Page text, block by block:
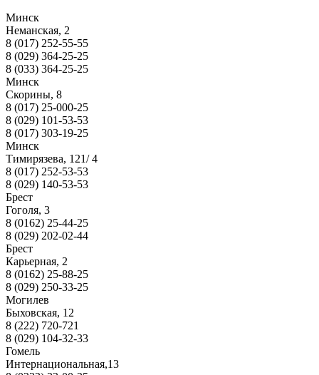
Минск
Неманская, 2
8 (017) 252-55-55
8 (029) 364-25-25
8 (033) 364-25-25
Минск
Скорины, 8
8 (017) 25-000-25
8 (029) 101-53-53
8 (017) 303-19-25
Минск
Тимирязева, 121/ 4
8 (017) 252-53-53
8 (029) 140-53-53
Брест
Гоголя, 3
8 (0162) 25-44-25
8 (029) 202-02-44
Брест
Карьерная, 2
8 (0162) 25-88-25
8 (029) 250-33-25
Могилев
Быховская, 12
8 (222) 720-721
8 (029) 104-32-33
Гомель
Интернациональная,13